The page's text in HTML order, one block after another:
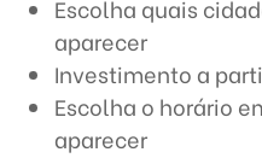
Escolha quais
aparecer
Investimento a
Escolha o horário
aparecer